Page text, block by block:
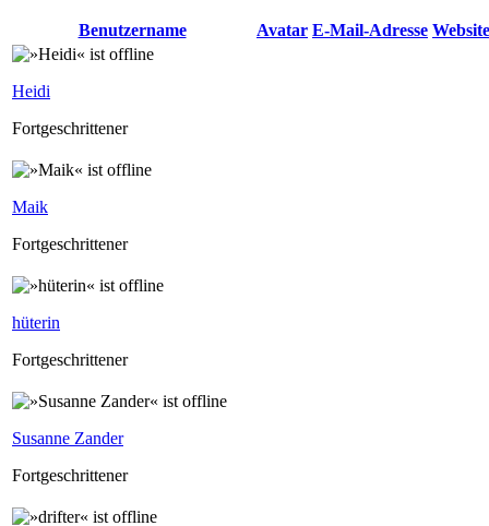
Benutzername Avatar E-Mail-Adresse Website
Heidi
Fortgeschrittener
Maik
Fortgeschrittener
hüterin
Fortgeschrittener
Susanne Zander
Fortgeschrittener